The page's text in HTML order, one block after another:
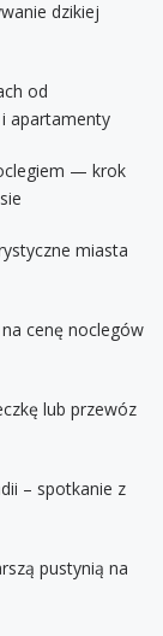
dzikiej
od
apartamenty
— krok
miasta
cenę noclegów
lub przewóz
– spotkanie z
pustynią na